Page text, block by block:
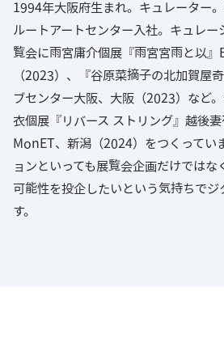
1994年大阪府生まれ。キュレーター
ルートアートセンター入社。キュレー
覧会に雨宮庸介個展『雨宮宮雨と以』
（2023）、『谷原菜摘子の北加賀屋
ブセンター大阪、大阪（2023）など
衣個展『リバース ストリング』越後
MonET、新潟（2024）をつくってい
ョンといっても展覧会企画だけではな
可能性を投企したいという気持ちでジ
す。